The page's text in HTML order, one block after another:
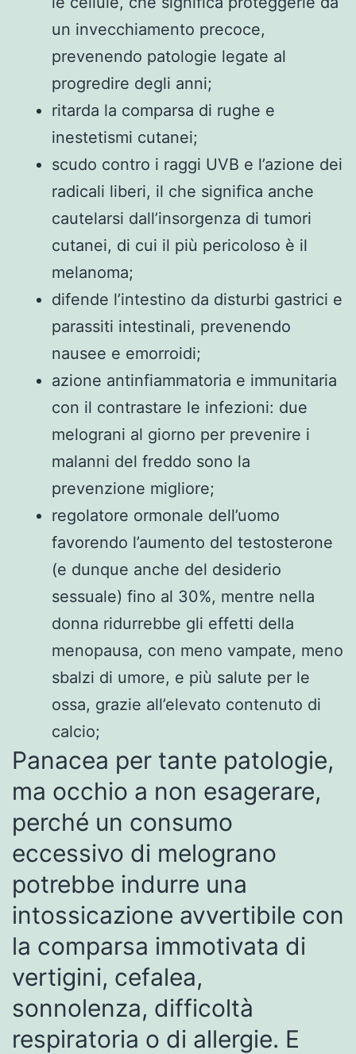
un invecchiamento precoce,
prevenendo patologie legate al
progredire degli anni;
ritarda la comparsa di rughe e
inestetismi cutanei;
scudo contro i raggi UVB e l’azione dei
radicali liberi, il che significa anche
cautelarsi dall’insorgenza di tumori
cutanei, di cui il più pericoloso è il
melanoma;
difende l’intestino da disturbi gastrici e
parassiti intestinali, prevenendo
nausee e emorroidi;
azione antinfiammatoria e immunitaria
con il contrastare le infezioni: due
melograni al giorno per prevenire i
malanni del freddo sono la
prevenzione migliore;
regolatore ormonale dell’uomo
favorendo l’aumento del testosterone
(e dunque anche del desiderio
sessuale) fino al 30%, mentre nella
donna ridurrebbe gli effetti della
menopausa, con meno vampate, meno
sbalzi di umore, e più salute per le
ossa, grazie all’elevato contenuto di
calcio;
Panacea per tante patologie,
ma occhio a non esagerare,
perché un consumo
eccessivo di melograno
potrebbe indurre una
intossicazione avvertibile con
la comparsa immotivata di
vertigini, cefalea,
sonnolenza, difficoltà
respiratoria o di allergie. E